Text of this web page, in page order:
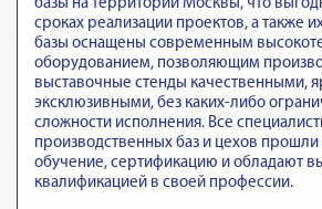
базы на территории Москвы, что
сроках реализации проектов, а также
базы оснащены современным
оборудованием, позволяющим
выставочные стенды качественными,
эксклюзивными, без каких-либо
сложности исполнения. Все
производственных баз и цехов
обучение, сертификацию и обладают
квалификацией в своей профессии.